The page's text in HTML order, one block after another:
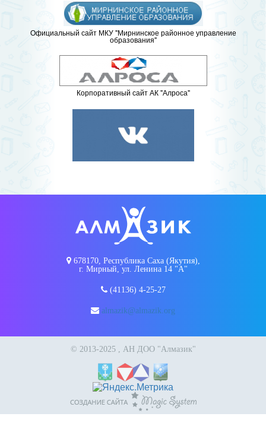
Официальный сайт МКУ "Мирнинское районное управление
образования"
Корпоративный сайт АК "Алроса"
678170, Республика Саха (Якутия),
г. Мирный, ул. Ленина 14 "А"
(41136) 4-25-27
almazik@almazik.org
© 2013-2025 , АН ДОО "Алмазик"